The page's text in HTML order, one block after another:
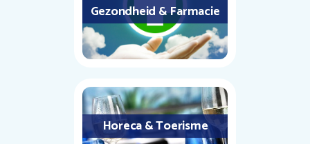
Gezondheid & Farmacie
Horeca & Toerisme